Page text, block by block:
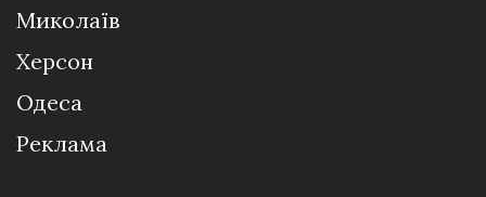
Миколаїв
Херсон
Одеса
Реклама